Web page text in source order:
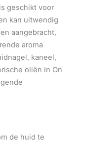
geschikt voor
kan uitwendig
aangebracht,
aroma
kaneel,
oliën in On
de huid te